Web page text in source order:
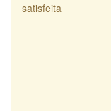
satisfeita